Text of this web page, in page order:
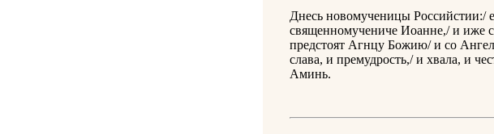
Днесь новомученицы Российстии:/
священномучениче Иоанне,/ и иже
предстоят Агнцу Божию/ и со
слава, и премудрость,/ и хвала, и
Аминь.